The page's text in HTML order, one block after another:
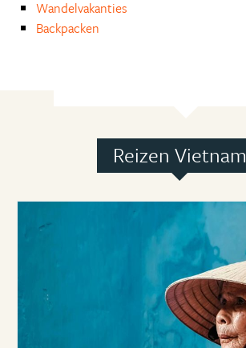
Wandelvakanties
Backpacken
Reizen Vietnam